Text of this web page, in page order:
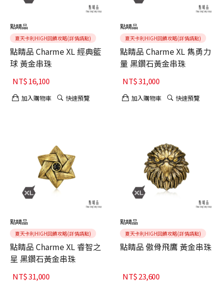
點睛品
夏天卡利HIGH回饋攻略(詳情請點)
點睛品 Charme XL 經典籃
球 黃金串珠
NT$16,100
加入購物車 快速預覽
點睛品
夏天卡利HIGH回饋攻略(詳情請點)
點睛品 Charme XL 雋勇力
量 黑鑽石黃金串珠
NT$31,000
加入購物車 快速預覽
點睛品
夏天卡利HIGH回饋攻略(詳情請點)
點睛品 Charme XL 睿智之
星 黑鑽石黃金串珠
NT$31,000
點睛品
夏天卡利HIGH回饋攻略(詳情請點)
點睛品 傲骨飛鷹 黃金串珠
NT$23,600